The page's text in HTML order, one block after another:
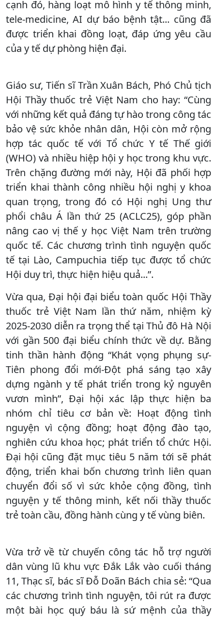
cạnh đó, hàng loạt mô hình y tế thông minh,
tele-medicine, AI dự báo bệnh tật... cũng đã
được triển khai đồng loạt, đáp ứng yêu cầu
của y tế dự phòng hiện đại.
Giáo sư, Tiến sĩ Trần Xuân Bách, Phó Chủ tịch
Hội Thầy thuốc trẻ Việt Nam cho hay: “Cùng
với những kết quả đáng tự hào trong công tác
bảo vệ sức khỏe nhân dân, Hội còn mở rộng
hợp tác quốc tế với Tổ chức Y tế Thế giới
(WHO) và nhiều hiệp hội y học trong khu vực.
Trên chặng đường mới này, Hội đã phối hợp
triển khai thành công nhiều hội nghị y khoa
quan trọng, trong đó có Hội nghị Ung thư
phổi châu Á lần thứ 25 (ACLC25), góp phần
nâng cao vị thế y học Việt Nam trên trường
quốc tế. Các chương trình tình nguyện quốc
tế tại Lào, Campuchia tiếp tục được tổ chức
Hội duy trì, thực hiện hiệu quả...”.
Vừa qua, Đại hội đại biểu toàn quốc Hội Thầy
thuốc trẻ Việt Nam lần thứ năm, nhiệm kỳ
2025-2030 diễn ra trọng thể tại Thủ đô Hà Nội
với gần 500 đại biểu chính thức về dự. Bằng
tinh thần hành động “Khát vọng phụng sự-
Tiên phong đổi mới-Đột phá sáng tạo xây
dựng ngành y tế phát triển trong kỷ nguyên
vươn mình”, Đại hội xác lập thực hiện ba
nhóm chỉ tiêu cơ bản về: Hoạt động tình
nguyện vì cộng đồng; hoạt động đào tạo,
nghiên cứu khoa học; phát triển tổ chức Hội.
Đại hội cũng đặt mục tiêu 5 năm tới sẽ phát
động, triển khai bốn chương trình liên quan
chuyển đổi số vì sức khỏe cộng đồng, tình
nguyện y tế thông minh, kết nối thầy thuốc
trẻ toàn cầu, đồng hành cùng y tế vùng biên.
Vừa trở về từ chuyến công tác hỗ trợ người
dân vùng lũ khu vực Đắk Lắk vào cuối tháng
11, Thạc sĩ, bác sĩ Đỗ Doãn Bách chia sẻ: “Qua
các chương trình tình nguyện, tôi rút ra được
một bài học quý báu là sứ mệnh của thầy